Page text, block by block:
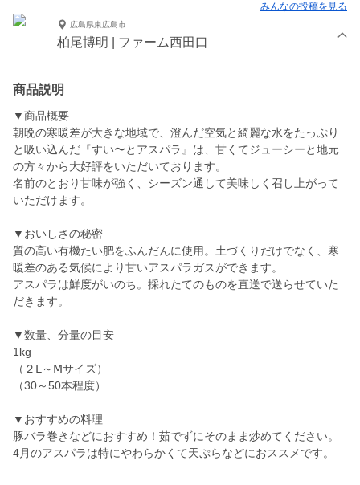
みんなの投稿を見る
広島県東広島市
柏尾博明 | ファーム西田口
商品説明
▼商品概要
朝晩の寒暖差が大きな地域で、澄んだ空気と綺麗な水をたっぷり
と吸い込んだ『すい〜とアスパラ』は、甘くてジューシーと地元
の方々から大好評をいただいております。
名前のとおり甘味が強く、シーズン通して美味しく召し上がって
いただけます。
▼おいしさの秘密
質の高い有機たい肥をふんだんに使用。土づくりだけでなく、寒
暖差のある気候により甘いアスパラガスができます。
アスパラは鮮度がいのち。採れたてのものを直送で送らせていた
だきます。
▼数量、分量の目安
1kg
（２Ⅼ～Ⅿサイズ）
（30～50本程度）
▼おすすめの料理
豚バラ巻きなどにおすすめ！茹でずにそのまま炒めてください。